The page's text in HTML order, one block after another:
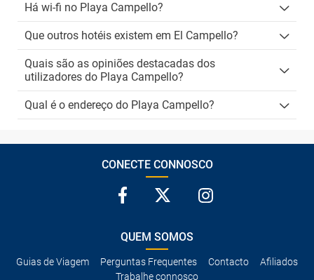
Há wi-fi no Playa Campello?
Que outros hotéis existem em El Campello?
Quais são as opiniões destacadas dos
utilizadores do Playa Campello?
Qual é o endereço do Playa Campello?
CONECTE CONNOSCO
QUEM SOMOS
Guias de Viagem Perguntas Frequentes Contacto
Afiliados
Trabalhe connosco